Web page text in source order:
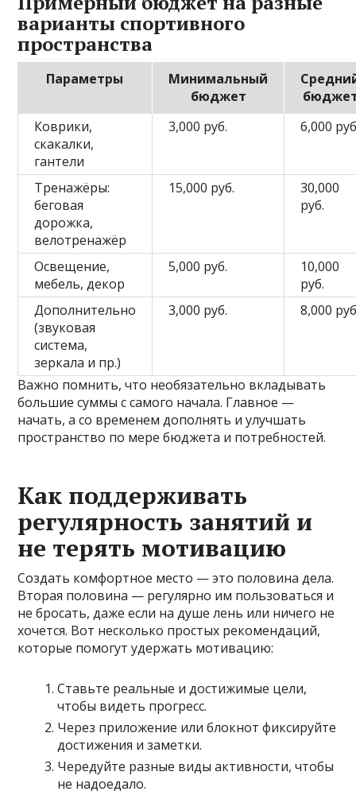
варианты спортивного
пространства
Параметры
Минимальный
бюджет
Коврики,
скакалки,
гантели
3,000 руб. 6,000
Тренажёры:
беговая
дорожка,
велотренажёр
15,000 руб.
30,000
руб.
Освещение,
мебель, декор
5,000 руб.
10,000
руб.
Дополнительно
(звуковая
система,
зеркала и пр.)
3,000 руб. 8,000
Важно помнить, что необязательно вкладывать
большие суммы с самого начала. Главное —
начать, а со временем дополнять и улучшать
пространство по мере бюджета и потребностей.
Как поддерживать
регулярность занятий и
не терять мотивацию
Создать комфортное место — это половина дела.
Вторая половина — регулярно им пользоваться и
не бросать, даже если на душе лень или ничего не
хочется. Вот несколько простых рекомендаций,
которые помогут удержать мотивацию:
Ставьте реальные и достижимые цели,
чтобы видеть прогресс.
Через приложение или блокнот фиксируйте
достижения и заметки.
Чередуйте разные виды активности, чтобы
не надоедало.